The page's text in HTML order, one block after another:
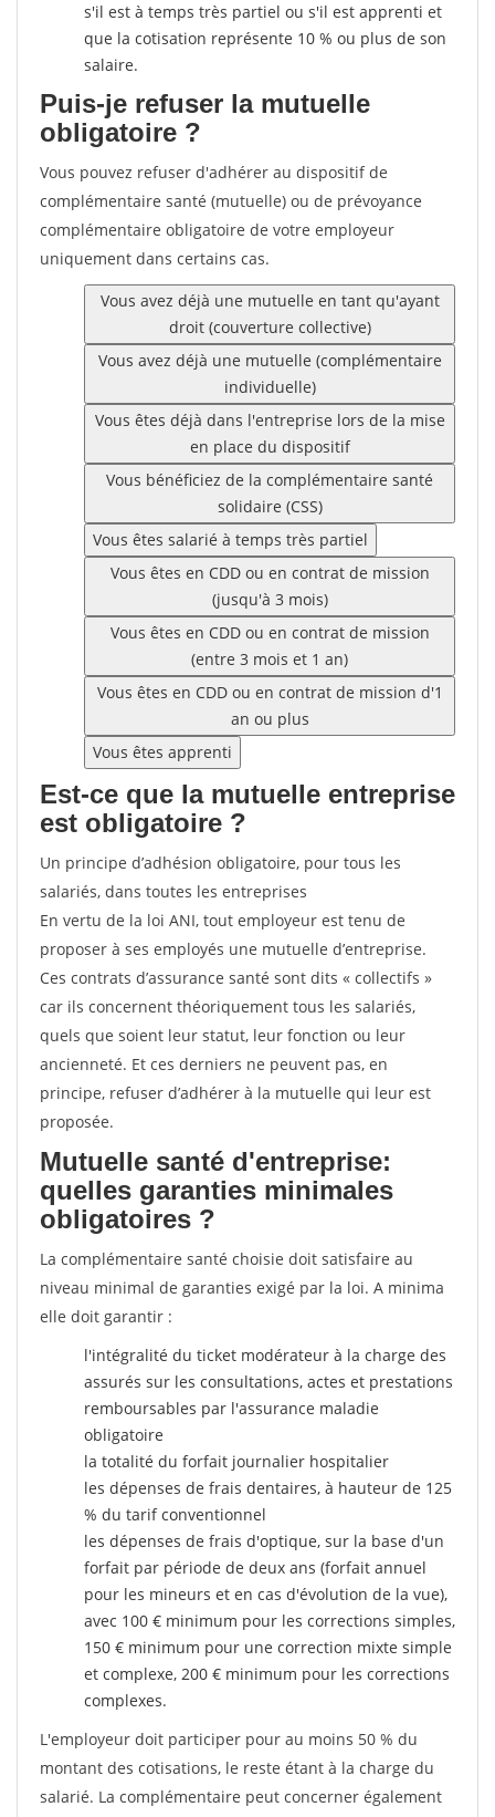
s'il est à temps très partiel ou s'il est apprenti et
que la cotisation représente 10 % ou plus de son
salaire.
Puis-je refuser la mutuelle
obligatoire ?
Vous pouvez refuser d'adhérer au dispositif de
complémentaire santé (mutuelle) ou de prévoyance
complémentaire obligatoire de votre employeur
uniquement dans certains cas.
Vous avez déjà une mutuelle en tant qu'ayant
droit (couverture collective)
Vous avez déjà une mutuelle (complémentaire
individuelle)
Vous êtes déjà dans l'entreprise lors de la mise
en place du dispositif
Vous bénéficiez de la complémentaire santé
solidaire (CSS)
Vous êtes salarié à temps très partiel
Vous êtes en CDD ou en contrat de mission
(jusqu'à 3 mois)
Vous êtes en CDD ou en contrat de mission
(entre 3 mois et 1 an)
Vous êtes en CDD ou en contrat de mission d'1
an ou plus
Vous êtes apprenti
Est-ce que la mutuelle entreprise
est obligatoire ?
Un principe d’adhésion obligatoire, pour tous les
salariés, dans toutes les entreprises
En vertu de la loi ANI, tout employeur est tenu de
proposer à ses employés une mutuelle d’entreprise.
Ces contrats d’assurance santé sont dits « collectifs »
car ils concernent théoriquement tous les salariés,
quels que soient leur statut, leur fonction ou leur
ancienneté. Et ces derniers ne peuvent pas, en
principe, refuser d’adhérer à la mutuelle qui leur est
proposée.
Mutuelle santé d'entreprise:
quelles garanties minimales
obligatoires ?
La complémentaire santé choisie doit satisfaire au
niveau minimal de garanties exigé par la loi. A minima
elle doit garantir :
l'intégralité du ticket modérateur à la charge des
assurés sur les consultations, actes et prestations
remboursables par l'assurance maladie
obligatoire
la totalité du forfait journalier hospitalier
les dépenses de frais dentaires, à hauteur de 125
% du tarif conventionnel
les dépenses de frais d'optique, sur la base d'un
forfait par période de deux ans (forfait annuel
pour les mineurs et en cas d'évolution de la vue),
avec 100 € minimum pour les corrections simples,
150 € minimum pour une correction mixte simple
et complexe, 200 € minimum pour les corrections
complexes.
L'employeur doit participer pour au moins 50 % du
montant des cotisations, le reste étant à la charge du
salarié. La complémentaire peut concerner également